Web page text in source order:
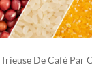
Trieuse De Café Par